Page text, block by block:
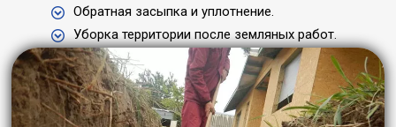
Обратная засыпка и уплотнение.
Уборка территории после земляных работ.